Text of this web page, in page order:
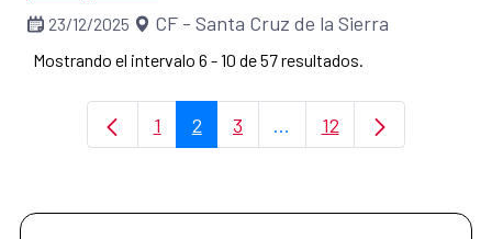
23/12/2025 CF - Santa Cruz de la Sierra
Mostrando el intervalo 6 - 10 de 57 resultados.
Página
1 Página
2 Página
3 ...Páginas intermedias
Página
12